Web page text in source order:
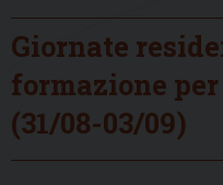
Giornate
formazione
(31/08-03/09)